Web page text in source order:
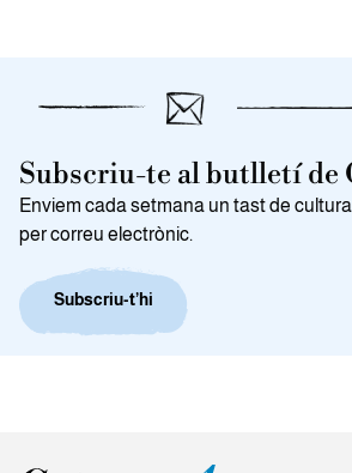
Subscriu-te al butlletí de
Enviem cada setmana un tast de
per correu electrònic.
Subscriu-t’hi